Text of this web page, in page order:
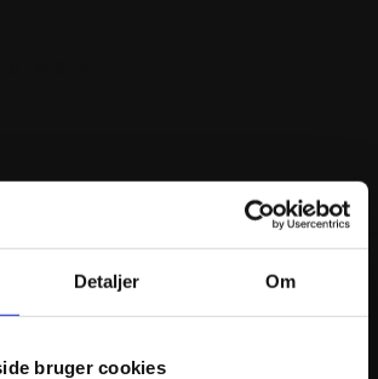
Detaljer Om
bruger cookies
VARER